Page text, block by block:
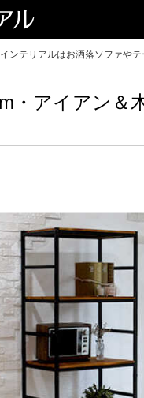
ンテリアルはお洒落ソファや
・アイアン＆